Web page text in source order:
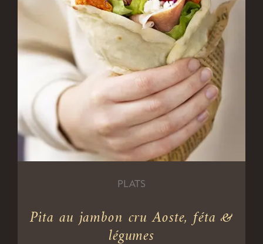
PLATS
Pita au jambon cru Aoste, féta &
légumes